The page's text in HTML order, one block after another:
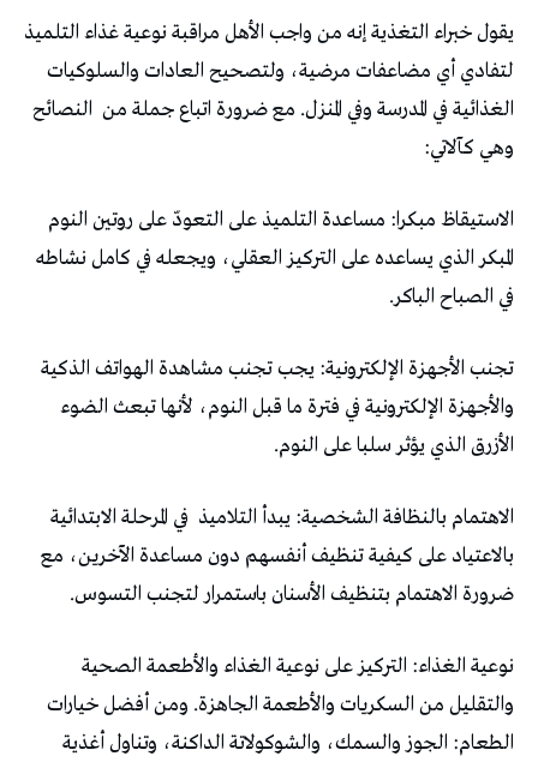
يقول خبراء التغذية إنه من واجب الأهل مراقبة نوعية غذاء التلميذ
لتفادي أي مضاعفات مرضية، ولتصحيح العادات والسلوكيات
الغذائية في المدرسة وفي المنزل. مع ضرورة اتباع جملة من النصائح
وهي كآلاتي:
الاستيقاظ مبكرا: مساعدة التلميذ على التعودّ على روتين النوم
المبكر الذي يساعده على التركيز العقلي، ويجعله في كامل نشاطه
في الصباح الباكر.
تجنب الأجهزة الإلكترونية: يجب تجنب مشاهدة الهواتف الذكية
والأجهزة الإلكترونية في فترة ما قبل النوم، لأنها تبعث الضوء
الأزرق الذي يؤثر سلبا على النوم.
الاهتمام بالنظافة الشخصية: يبدأ التلاميذ في المرحلة الابتدائية
بالاعتياد على كيفية تنظيف أنفسهم دون مساعدة الآخرين، مع
ضرورة الاهتمام بتنظيف الأسنان باستمرار لتجنب التسوس.
نوعية الغذاء: التركيز على نوعية الغذاء والأطعمة الصحية
والتقليل من السكريات والأطعمة الجاهزة. ومن أفضل خيارات
الطعام: الجوز والسمك، والشوكولاتة الداكنة، وتناول أغذية